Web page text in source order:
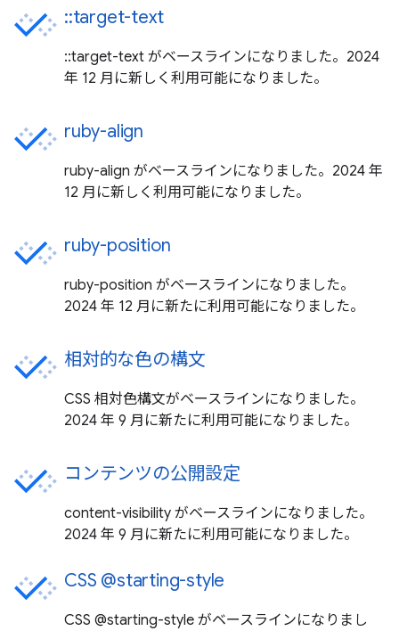
::target-text
::target-text がベースラインになりました。2024
年 12 月に新しく利用可能になりました。
ruby-align
ruby-align がベースラインになりました。2024 年
12 月に新しく利用可能になりました。
ruby-position
ruby-position がベースラインになりました。
2024 年 12 月に新たに利用可能になりました。
相対的な色の構文
CSS 相対色構文がベースラインになりました。
2024 年 9 月に新たに利用可能になりました。
コンテンツの公開設定
content-visibility がベースラインになりました。
2024 年 9 月に新たに利用可能になりました。
CSS @starting-style
CSS @starting-style がベースラインになりまし